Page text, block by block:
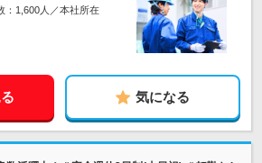
：1,600人／本社所在
気になる